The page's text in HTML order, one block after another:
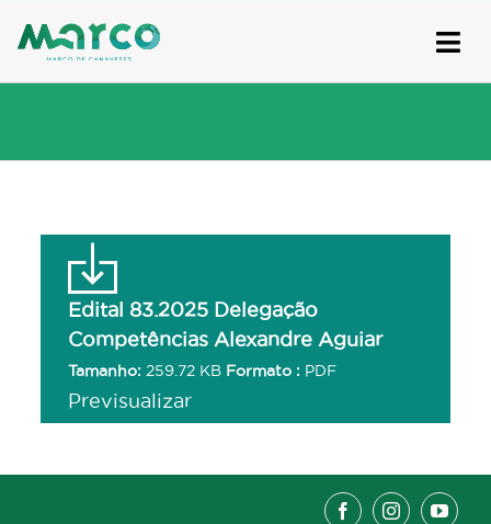
to
Edital 83.2025 Delegação
Competências Alexandre Aguiar
Tamanho: 259.72 KB Formato : PDF
Previsualizar